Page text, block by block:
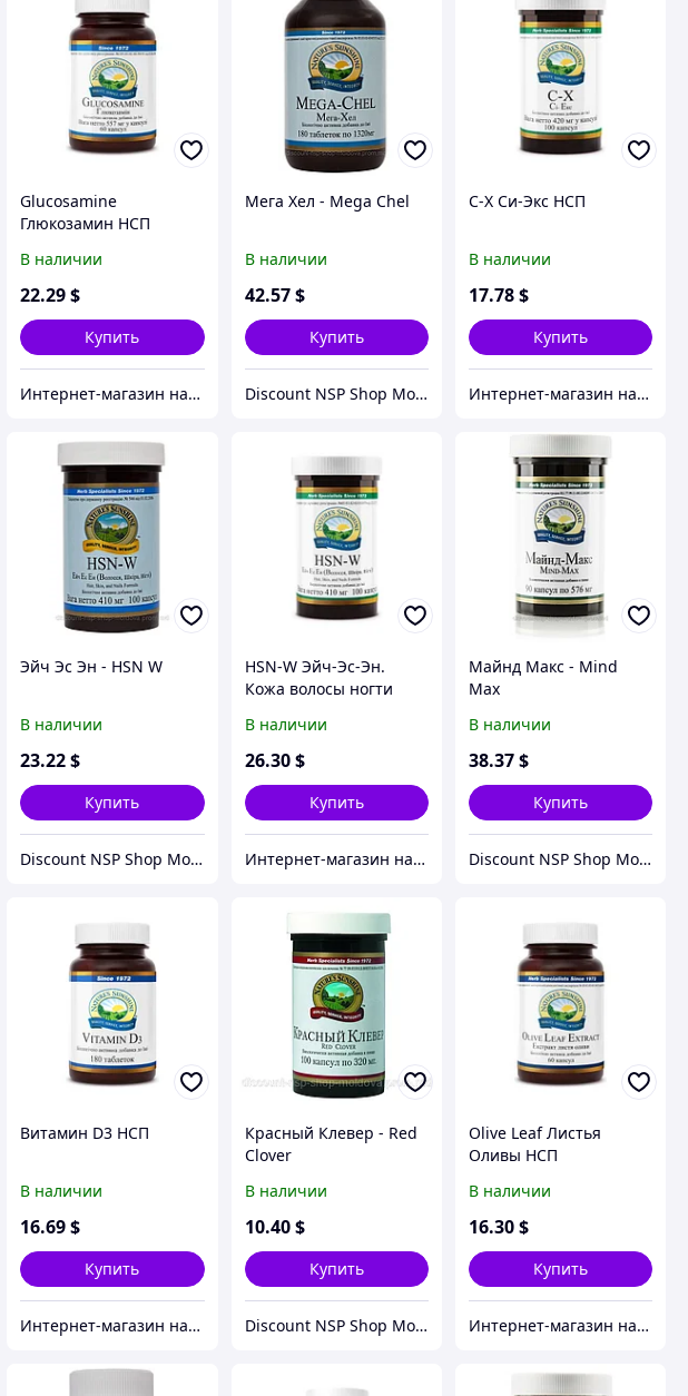
Glucosamine
Глюкозамин НСП
В наличии
22.29$
Купить
Интернет-магазин натуральных витаминов компании Nature`s Sunshine, NSP (НСП)
Мега Хел - Mega Chel
В наличии
42.57 $
Купить
Discount NSP Shop Moldova
C-X Си-Экс НСП
В наличии
17.78$
Купить
Интернет-магазин натуральных витаминов компании Nature`s Sunshine, NSP (НСП)
Эйч Эс Эн - HSN W
В наличии
23.22$
Купить
Discount NSP Shop Moldova
HSN-W Эйч-Эс-Эн.
Кожа волосы ногти
В наличии
26.30 $
Купить
Интернет-магазин натуральных витаминов компании Nature`s Sunshine, NSP (НСП)
Майнд Макс - Mind
Max
В наличии
38.37$
Купить
Discount NSP Shop Moldova
Витамин D3 НСП
В наличии
16.69$
Купить
Интернет-магазин натуральных витаминов компании Nature`s Sunshine, NSP (НСП)
Красный Клевер - Red
Clover
В наличии
10.40 $
Купить
Discount NSP Shop Moldova
Olive Leaf Листья
Оливы НСП
В наличии
16.30$
Купить
Интернет-магазин натуральных витаминов компании Nature`s Sunshine, NSP (НСП)